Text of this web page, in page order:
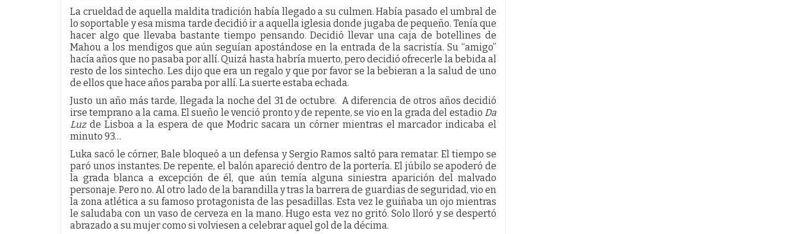
La crueldad de aquella maldita tradición había llegado a su culmen. Había pasado el umbral de
lo soportable y esa misma tarde decidió ir a aquella iglesia donde jugaba de pequeño. Tenía que
hacer algo que llevaba bastante tiempo pensando. Decidió llevar una caja de botellines de
Mahou a los mendigos que aún seguían apostándose en la entrada de la sacristía. Su “amigo”
hacía años que no pasaba por allí. Quizá hasta habría muerto, pero decidió ofrecerle la bebida al
resto de los sintecho. Les dijo que era un regalo y que por favor se la bebieran a la salud de uno
de ellos que hace años paraba por allí. La suerte estaba echada.
Justo un año más tarde, llegada la noche del 31 de octubre. A diferencia de otros años decidió
irse temprano a la cama. El sueño le venció pronto y de repente, se vio en la grada del estadio Da
Luzde Lisboa a la espera de que Modric sacara un córner mientras el marcador indicaba el
minuto 93…
Luka sacó le córner, Bale bloqueó a un defensa y Sergio Ramos saltó para rematar. El tiempo se
paró unos instantes. De repente, el balón apareció dentro de la portería. El júbilo se apoderó de
la grada blanca a excepción de él, que aún temía alguna siniestra aparición del malvado
personaje. Pero no. Al otro lado de la barandilla y tras la barrera de guardias de seguridad, vio en
la zona atlética a su famoso protagonista de las pesadillas. Esta vez le guiñaba un ojo mientras
le saludaba con un vaso de cerveza en la mano. Hugo esta vez no gritó. Solo lloró y se despertó
abrazado a su mujer como si volviesen a celebrar aquel gol de la décima.